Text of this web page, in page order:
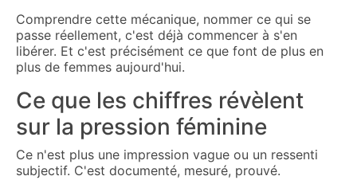
Comprendre cette mécanique, nommer ce qui se
passe réellement, c'est déjà commencer à s'en
libérer. Et c'est précisément ce que font de plus en
plus de femmes aujourd'hui.
Ce que les chiffres révèlent
sur la pression féminine
Ce n'est plus une impression vague ou un ressenti
subjectif. C'est documenté, mesuré, prouvé.